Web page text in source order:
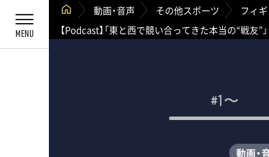
動画・音声 その他スポーツ
フィ
【Podcast】「東と西で競い合ってきた本当の“戦友
#1〜
動画・